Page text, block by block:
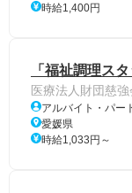
時給1,400円
「福祉調理ス
医療法人財団慈
アルバイト・パー
愛媛県
時給1,033円～